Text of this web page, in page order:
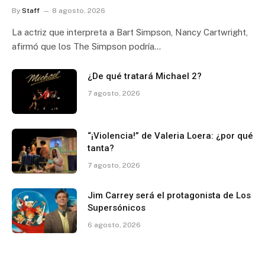
By Staff 8 agosto, 2026
La actriz que interpreta a Bart Simpson, Nancy Cartwright,
afirmó que los The Simpson podría…
¿De qué tratará Michael 2?
7 agosto, 2026
“¡Violencia!” de Valeria Loera: ¿por qué
tanta?
7 agosto, 2026
Jim Carrey será el protagonista de Los
Supersónicos
6 agosto, 2026